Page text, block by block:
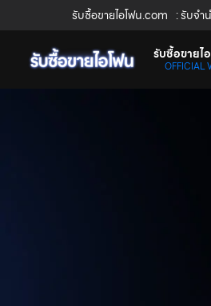
รับซื้อขายไอโฟน.com : รับจำ
รับซื้อขายไ
OFFICIAL